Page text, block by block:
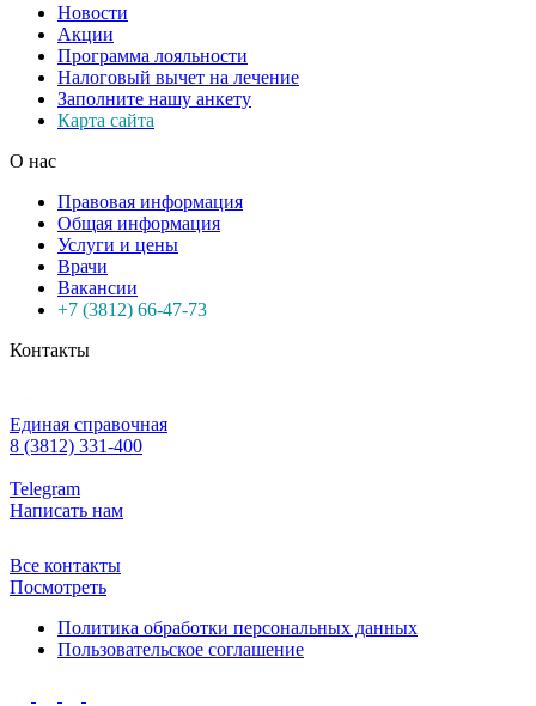
Новости
Акции
Программа лояльности
Налоговый вычет на лечение
Заполните нашу анкету
Карта сайта
О нас
Правовая информация
Общая информация
Услуги и цены
Врачи
Вакансии
+7 (3812) 66-47-73
Контакты
Единая справочная
8 (3812) 331-400
Telegram
Написать нам
Все контакты
Посмотреть
Политика обработки персональных данных
Пользовательское соглашение